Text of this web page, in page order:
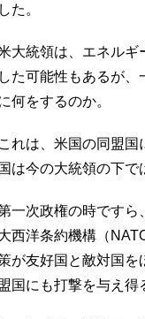
た。
大統領は、エネルギ
た可能性もあるが
何をするのか。
れは、米国の同盟国
は今の大統領の下で
一次政権の時ですら
西洋条約機構（
が友好国と敵対国を
国にも打撃を与え得